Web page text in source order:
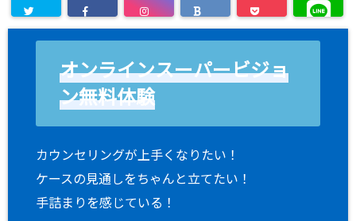
オンラインスーパービジョ
ン無料体験
カウンセリングが上手くなりたい！
ケースの見通しをちゃんと立てたい！
手詰まりを感じている！